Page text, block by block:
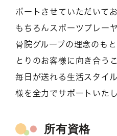
ポートさせていただいてお
もちろんスポーツプレー
骨院グループの理念のも
とりのお客様に向き合う
毎日が送れる生活スタイ
様を全力でサポートいたし
所有資格